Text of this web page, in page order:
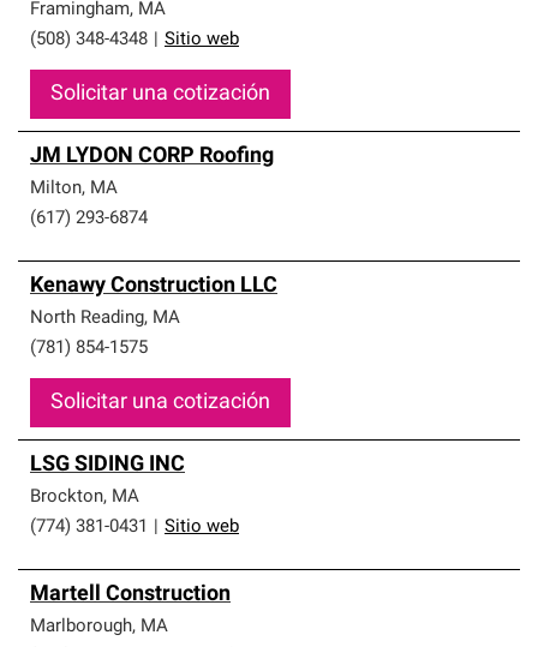
Framingham, MA
(508) 348-4348
Sitio web
Solicitar una cotización
JM LYDON CORP Roofing
Milton, MA
(617) 293-6874
Kenawy Construction LLC
North Reading, MA
(781) 854-1575
Solicitar una cotización
LSG SIDING INC
Brockton, MA
(774) 381-0431
Sitio web
Martell Construction
Marlborough, MA